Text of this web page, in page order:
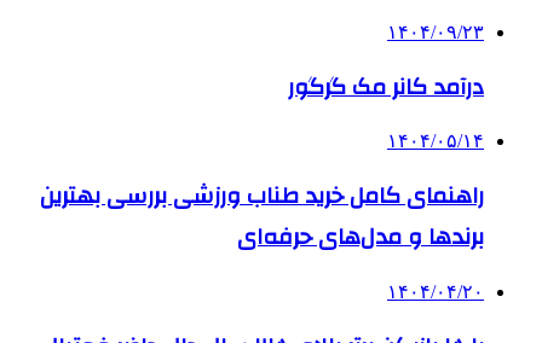
۱۴۰۴/۰۹/۲۳
درآمد کانر مک گرگور
۱۴۰۴/۰۵/۱۴
راهنمای کامل خرید طناب ورزشی بررسی بهترین
برندها و مدل‌های حرفه‌ای
۱۴۰۴/۰۴/۲۰